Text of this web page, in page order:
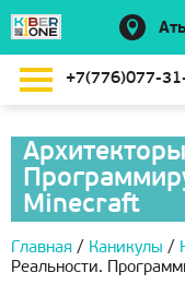
+7(776)077-
Minecraft
Главная / Каникулы /
Реальности.